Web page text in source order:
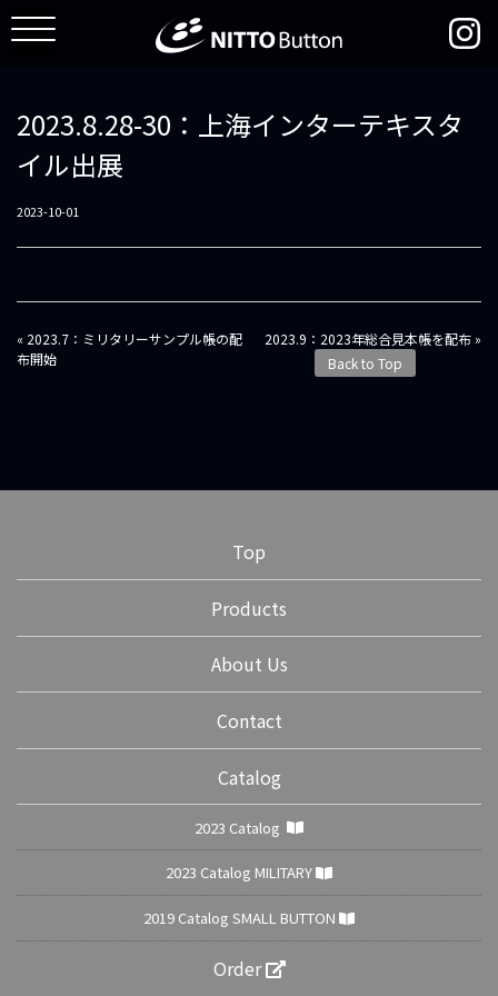
2023.8.28-30：上海インターテキスタ
イル出展
2023-10-01
投
稿
« 2023.7：ミリタリーサンプル帳の配
布開始
2023.9：2023年総合見本帳を配布 »
Back to Top
Top
Products
About Us
Contact
Catalog
2023 Catalog
2023 Catalog MILITARY
2019 Catalog SMALL BUTTON
Order